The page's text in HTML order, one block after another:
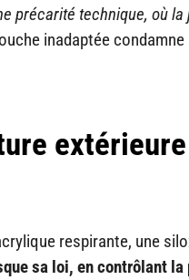
précarité technique, où la
inadaptée
extérieure
respirante, une
sa loi, en contrôlant la